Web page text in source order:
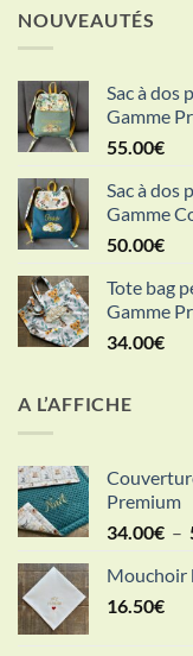
NOUVEAUTÉS
Sac à dos
Gamme
55.00€
Sac à dos
Gamme
50.00€
Tote bag
Gamme
34.00€
A L’AFFICHE
Premium
34.00€ –
Mouchoir
16.50€